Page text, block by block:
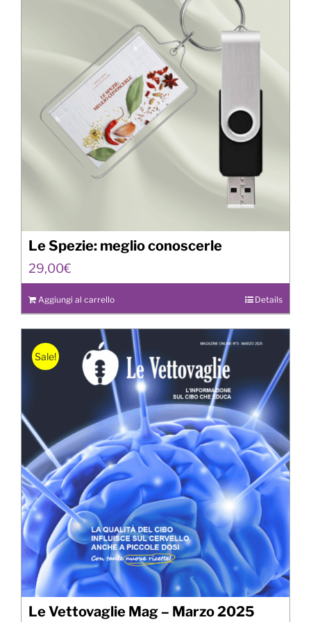
Le Spezie: meglio conoscerle
29,00€
Aggiungi al carrello Details
Sale!
Le Vettovaglie Mag – Marzo 2025